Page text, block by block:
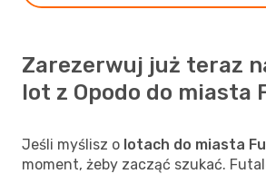
Zarezerwuj już teraz
lot z Opodo do miasta
Jeśli myślisz o lotach do miasta
moment, żeby zacząć szukać.